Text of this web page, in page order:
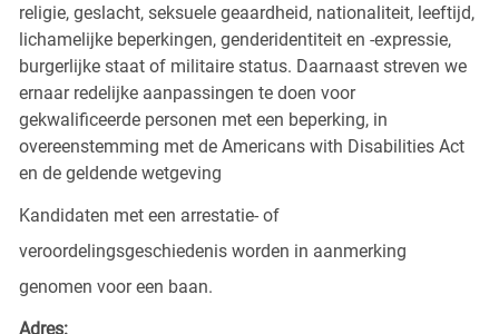
religie, geslacht, seksuele geaardheid, nationaliteit, leeftijd,
lichamelijke beperkingen, genderidentiteit en -expressie,
burgerlijke staat of militaire status. Daarnaast streven we
ernaar redelijke aanpassingen te doen voor
gekwalificeerde personen met een beperking, in
overeenstemming met de Americans with Disabilities Act
en de geldende wetgeving
Kandidaten met een arrestatie- of
veroordelingsgeschiedenis worden in aanmerking
genomen voor een baan.
Adres: